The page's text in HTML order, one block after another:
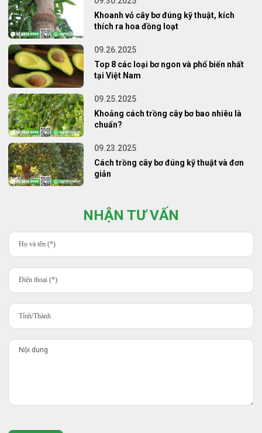
Khoanh vỏ cây bơ đúng kỹ thuật, kích
thích ra hoa đồng loạt
09.26.2025
Top 8 các loại bơ ngon và phổ biến nhất
tại Việt Nam
09.25.2025
Khoảng cách trồng cây bơ bao nhiêu là
chuẩn?
09.23.2025
Cách trồng cây bơ đúng kỹ thuật và đơn
giản
NHẬN TƯ VẤN